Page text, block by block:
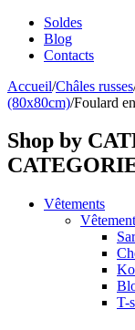
Soldes
Blog
Contacts
Accueil/Châles russes
(80x80cm)/Foulard
Shop by
Vêtements
T-